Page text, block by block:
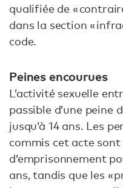
qualifiée de «
dans la section «
code.
Peines encourues
L’activité sexuelle
passible d’une peine
jusqu’à 14 ans. Les
commis cet acte sont
d’emprisonnement
ans, tandis que les «